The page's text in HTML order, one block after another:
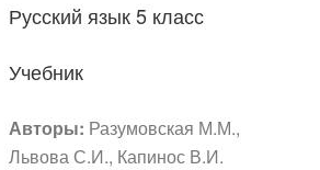
Русский язык 5 класс
Учебник
Авторы: Разумовская М.М.,
Львова С.И., Капинос В.И.